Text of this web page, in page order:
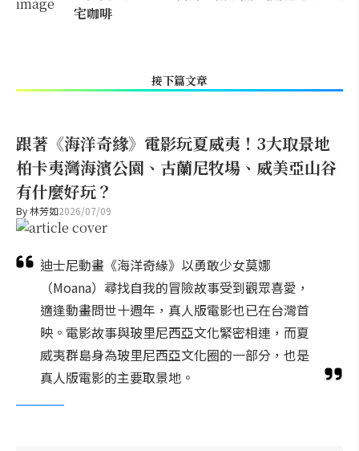
宅咖啡
接下篇文章
跟著《海洋奇緣》電影玩夏威夷！3大取景地
柏卡夷灣海濱公園、古蘭尼牧場、威美亞山谷
有什麼好玩？
By林芳如2026/07/09
迪士尼動畫《海洋奇緣》以勇敢少女莫娜
（Moana）尋找自我的冒險故事受到觀眾喜愛，
適逢動畫問世十週年，真人版電影也已在台灣首
映。電影故事與玻里尼西亞文化緊密相連，而夏
威夷群島身為玻里尼西亞文化圈的一部分，也是
真人版電影的主要取景地。